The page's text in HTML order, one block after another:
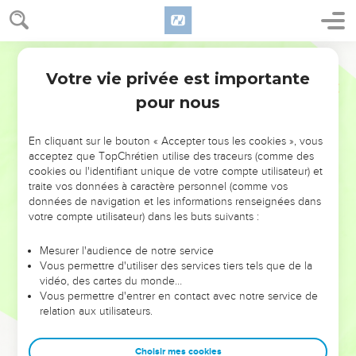
NE MANQUEZ PAS L’ÉVÉNEMENT
DE L’ANNÉE !
ET SI LEURS ERREURS POUVAIENT VOUS ÉVITER LES
VOTRES ?
leur foi ou leur vision. Mais on voit moins les doutes, les erreurs
et les saisons difficiles qu'ils ont traversés, alors même que ce
sont elles qui les ont façonnés.
Dans cette conférence, leaders, entrepreneurs, et responsables
clés pour avancer avec plus de sagesse afin que leurs erreurs
Votre vie privée est importante
pour nous
En cliquant sur le bouton « Accepter tous les cookies », vous
acceptez que TopChrétien utilise des traceurs (comme des
cookies ou l'identifiant unique de votre compte utilisateur) et
traite vos données à caractère personnel (comme vos
données de navigation et les informations renseignées dans
votre compte utilisateur) dans les buts suivants :
Mesurer l'audience de notre service
Vous permettre d'utiliser des services tiers tels que de la
vidéo, des cartes du monde…
Vous permettre d'entrer en contact avec notre service de
relation aux utilisateurs.
Choisir mes cookies